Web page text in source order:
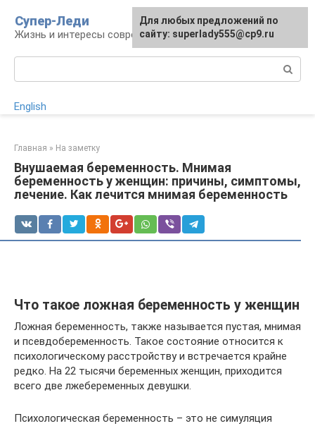
контенту
Супер-Леди
Жизнь и интересы современной женщины
English
Главная » На заметку
Внушаемая беременность. Мнимая
беременность у женщин: причины, симптомы,
лечение. Как лечится мнимая беременность
Что такое ложная беременность у женщин
Ложная беременность, также называется пустая, мнимая
и псевдобеременность. Такое состояние относится к
психологическому расстройству и встречается крайне
редко. На 22 тысячи беременных женщин, приходится
всего две лжебеременных девушки.
Психологическая беременность – это не симуляция
Для любых предложений по
сайту: superlady555@cp9.ru